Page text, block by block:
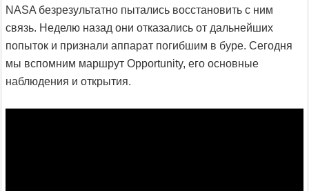
NASA безрезультатно пытались восстановить с ним
связь. Неделю назад они отказались от дальнейших
попыток и признали аппарат погибшим в буре. Сегодня
мы вспомним маршрут Opportunity, его основные
наблюдения и открытия.